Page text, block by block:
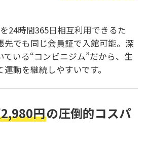
24時間365日相互利用できるた
先でも同じ会員証で入館可能。深
いる“コンビニジム”だから、生
動を継続しやすいです。
円の圧倒的コスパ